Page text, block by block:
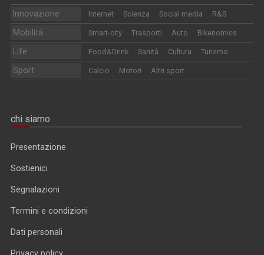
Innovazione Internet Scienza Social media R&S
Mobilità Smart-city Trasporti Auto Bikenomics
Life Food&Drink Sanità Cultura Turismo
Sport Calcio Motori Altri sport
chi siamo
Presentazione
Sostienici
Segnalazioni
Termini e condizioni
Dati personali
Privacy policy